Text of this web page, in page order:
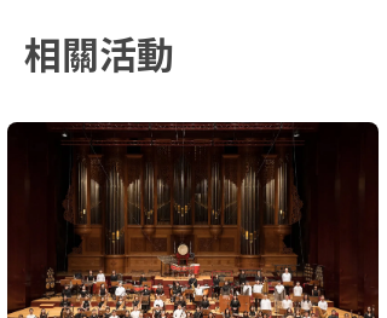
相關活動